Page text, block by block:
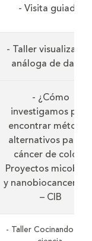
- Visita guiada.
- Taller
análoga de datos.
- ¿Cómo
investigamos para
encontrar métodos
alternativos para el
cáncer de colon?
Proyectos
y nanobiocancer.
– CIB
- Taller Cocinando con